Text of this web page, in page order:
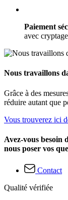
Paiement
avec
Nous travaillons
Grâce à des
réduire autant que
Vous trouverez ici
Avez-vous besoin
nous poser vos
Contact
Qualité vérifiée